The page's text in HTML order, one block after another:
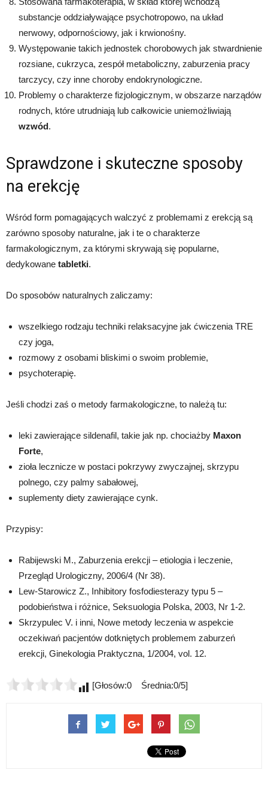
substancje oddziaływające psychotropowo, na układ
nerwowy, odpornościowy, jak i krwionośny.
Występowanie takich jednostek chorobowych jak stwardnienie
rozsiane, cukrzyca, zespół metaboliczny, zaburzenia pracy
tarczycy, czy inne choroby endokrynologiczne.
Problemy o charakterze fizjologicznym, w obszarze narządów
rodnych, które utrudniają lub całkowicie uniemożliwiają
wzwód.
Sprawdzone i skuteczne sposoby
na erekcję
Wśród form pomagających walczyć z problemami z erekcją są
zarówno sposoby naturalne, jak i te o charakterze
farmakologicznym, za którymi skrywają się popularne,
dedykowane tabletki.
Do sposobów naturalnych zaliczamy:
wszelkiego rodzaju techniki relaksacyjne jak ćwiczenia TRE
czy joga,
rozmowy z osobami bliskimi o swoim problemie,
psychoterapię.
Jeśli chodzi zaś o metody farmakologiczne, to należą tu:
leki zawierające sildenafil, takie jak np. chociażby Maxon
Forte,
zioła lecznicze w postaci pokrzywy zwyczajnej, skrzypu
polnego, czy palmy sabałowej,
suplementy diety zawierające cynk.
Przypisy:
Rabijewski M., Zaburzenia erekcji – etiologia i leczenie,
Przegląd Urologiczny, 2006/4 (Nr 38).
Lew-Starowicz Z., Inhibitory fosfodiesterazy typu 5 –
podobieństwa i różnice, Seksuologia Polska, 2003, Nr 1-2.
Skrzypulec V. i inni, Nowe metody leczenia w aspekcie
oczekiwań pacjentów dotkniętych problemem zaburzeń
erekcji, Ginekologia Praktyczna, 1/2004, vol. 12.
[Głosów:0 Średnia:0/5]